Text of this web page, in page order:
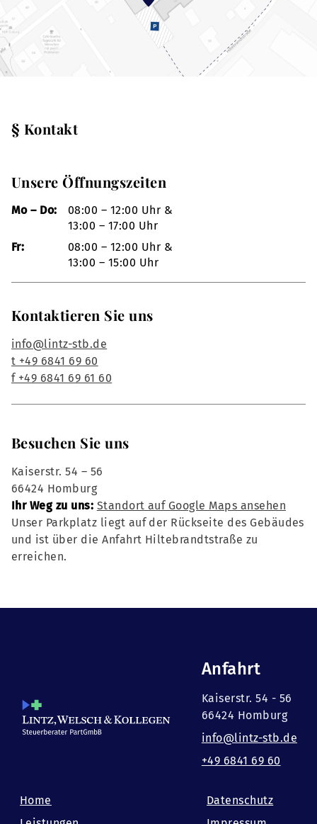
§ Kontakt
Unsere Öffnungszeiten
Mo – Do:
08:00 – 12:00 Uhr &
13:00 – 17:00 Uhr
Fr:
08:00 – 12:00 Uhr &
13:00 – 15:00 Uhr
Kontaktieren Sie uns
info@lintz-stb.de
t +49 6841 69 60
f +49 6841 69 61 60
Besuchen Sie uns
Kaiserstr. 54 – 56
66424 Homburg
Ihr Weg zu uns: Standort auf Google Maps ansehen
Unser Parkplatz liegt auf der Rückseite des Gebäudes
und ist über die Anfahrt Hiltebrandtstraße zu
erreichen.
Anfahrt
Kaiserstr. 54 - 56
66424 Homburg
info@lintz-stb.de
+49 6841 69 60
Home
Datenschutz